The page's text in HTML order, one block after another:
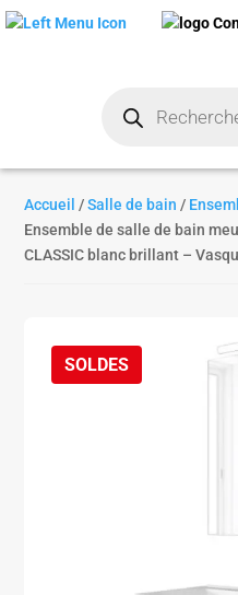
produits
Accueil /Salle de bain /
Ensemble de salle de bain
CLASSIC blanc brillant –
SOLDES